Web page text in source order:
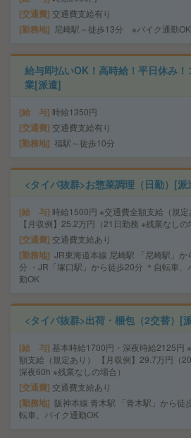
交通費 交通費支給有り
勤務地 尼崎駅～徒歩13分 ※バイク通勤OK
給与即払いOK！高時給！平日休み
業[派遣]
給 与 時給1350円
交通費 交通費支給有り
勤務地 福駅～徒歩10分
<タイパ抜群>お惣菜調理（日勤）[派
給 与 時給1500円 ※交通費全額支給（規定
【月収例】25.2万円（21日勤務 ※残業なしの
交通費 交通費支給あり
勤務地 JR東海道本線 尼崎駅 「尼崎駅」か
分 ・JR「塚口駅」から徒歩20分 ＊自転車、
勤OK
<タイパ抜群>出荷・梱包（2交替）[
給 与 基本時給1700円・深夜時給2125円
額支給（規定あり） 【月収例】29.7万円（
深夜60h ※残業なしの場合）
交通費 交通費支給あり
勤務地
阪神本線 青木駅 「青木駅」から徒
転車、バイク通勤OK